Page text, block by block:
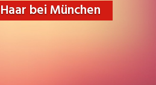
Haar bei München